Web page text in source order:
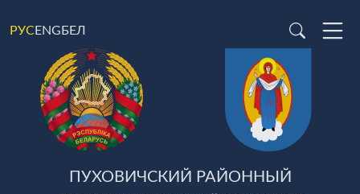
РУСENGБЕЛ
ПУХОВИЧСКИЙ РАЙОННЫЙ